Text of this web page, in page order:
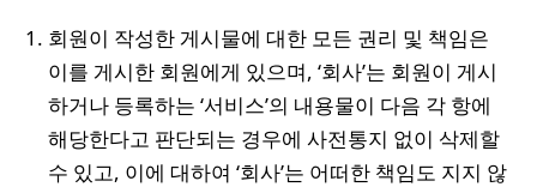
회원이 작성한 게시물에 대한 모든 권리 및 책임은
이를 게시한 회원에게 있으며, ‘회사’는 회원이 게시
하거나 등록하는 ‘서비스’의 내용물이 다음 각 항에
해당한다고 판단되는 경우에 사전통지 없이 삭제할
수 있고, 이에 대하여 ‘회사’는 어떠한 책임도 지지 않